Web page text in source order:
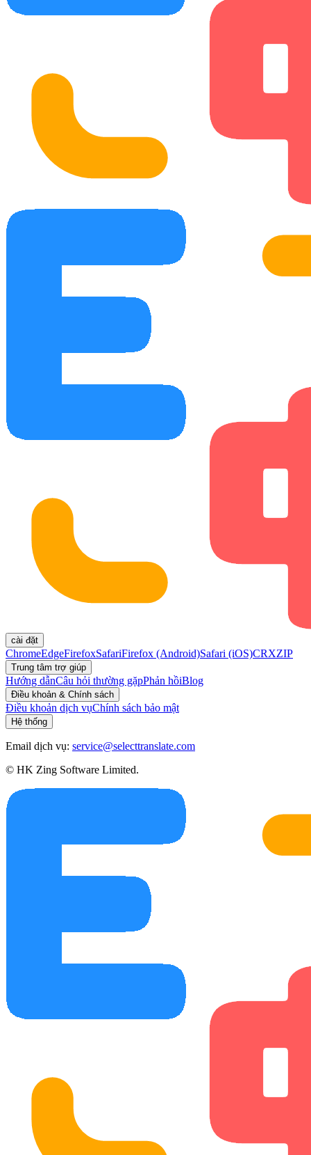
cài đặt
ChromeEdgeFirefoxSafariFirefox (Android)Safari (iOS)CRXZIP
Trung tâm trợ giúp
Hướng dẫnCâu hỏi thường gặpPhản hồiBlog
Điều khoản & Chính sách
Điều khoản dịch vụChính sách bảo mật
Hệ thống
Email dịch vụ: service@selecttranslate.com
© HK Zing Software Limited.